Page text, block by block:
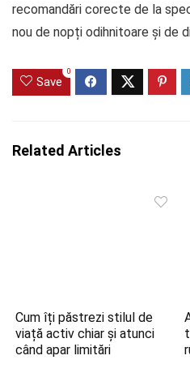
recomandări corecte de la
nou de nopți odihnitoare și de
Save
0
Related Articles
Cum îți păstrezi stilul de
viață activ chiar și atunci
când apar limitări